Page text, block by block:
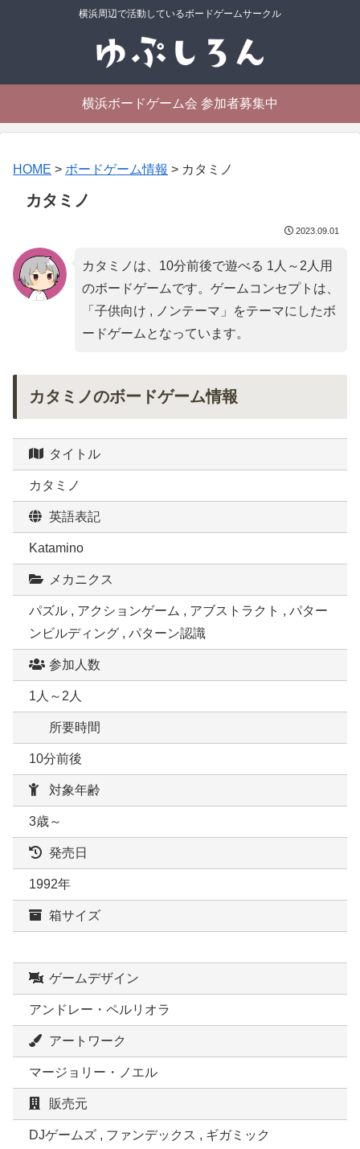
横浜周辺で活動しているボードゲームサークル
横浜ボードゲーム会 参加者募集中
HOME > ボードゲーム情報 > カタミノ
カタミノ
2023.09.01
カタミノは、10分前後で遊べる 1人～2人用
のボードゲームです。ゲームコンセプトは、
「 子供向け , ノンテーマ 」をテーマにしたボ
ードゲームとなっています。
カタミノのボードゲーム情報
タイトル
カタミノ
英語表記
Katamino
メカニクス
パズル , アクションゲーム , アブストラクト , パター
ンビルディング , パターン認識
参加人数
1人～2人
所要時間
10分前後
対象年齢
3歳～
発売日
1992年
箱サイズ
ゲームデザイン
アンドレー・ペルリオラ
アートワーク
マージョリー・ノエル
販売元
DJゲームズ , ファンデックス , ギガミック